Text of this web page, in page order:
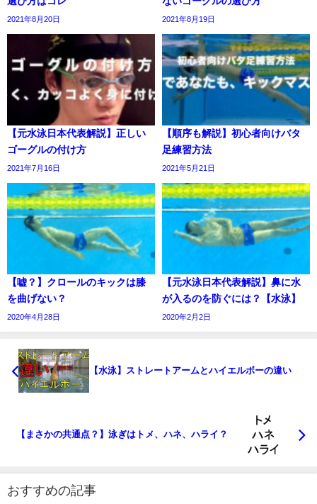
2021年8月20日 2021年8月19日
【元水泳日本代表解説】正しい
ゴーグルの付け方
2021年7月16日
【順序も解説】初心者向けバタ
足練習方法
2021年5月21日
【嘘？】クロールのキックは膝
を曲げない？
2020年4月28日
【元水泳日本代表解説】鼻に水
が入るのを防ぐには？【水泳】
2020年2月2日
【水泳】ストレートアームとハイエルボーの違い
【まさかの共通点？】泳ぎはトメ、ハネ、ハライ？
おすすめの記事